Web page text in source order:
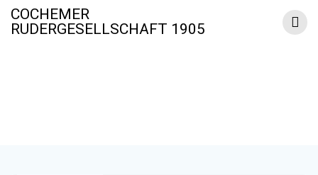
Inhalt
springen
COCHEMER
RUDERGESELLSCHAFT 1905